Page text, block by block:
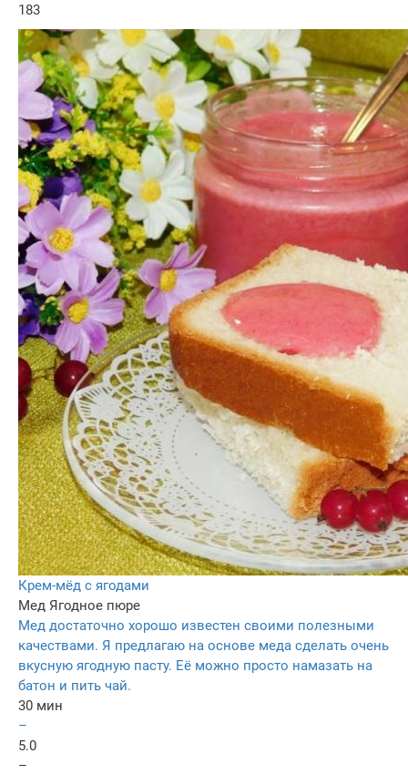
183
Крем-мёд с ягодами
Мед Ягодное пюре
Мед достаточно хорошо известен своими полезными
качествами. Я предлагаю на основе меда сделать очень
вкусную ягодную пасту. Её можно просто намазать на
батон и пить чай.
30 мин
–
5.0
–